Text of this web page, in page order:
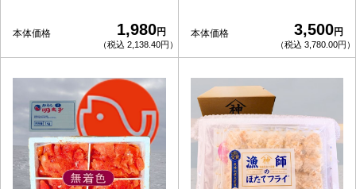
本体価格 1,980円
（税込 2,138.40円）
本体価格 3,500円
（税込 3,780.00円）